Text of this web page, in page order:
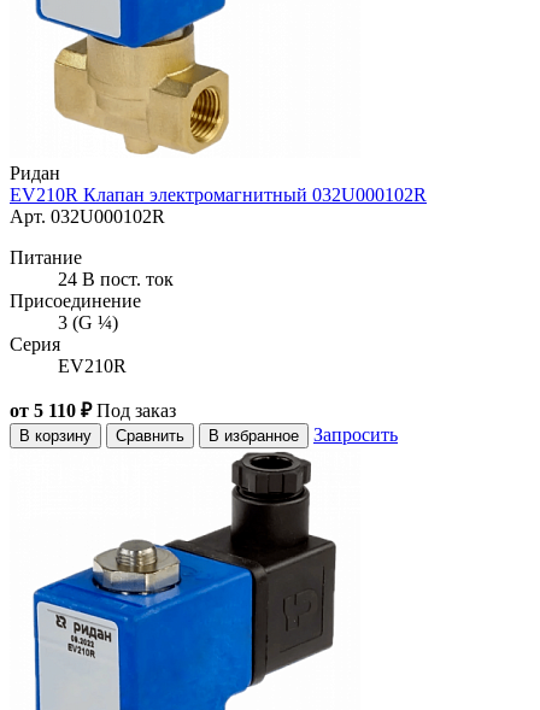
Ридан
EV210R Клапан электромагнитный 032U000102R
Арт. 032U000102R
Питание
24 В пост. ток
Присоединение
3 (G ¼)
Серия
EV210R
от 5 110 ₽ Под заказ
В корзину Сравнить В избранное Запросить